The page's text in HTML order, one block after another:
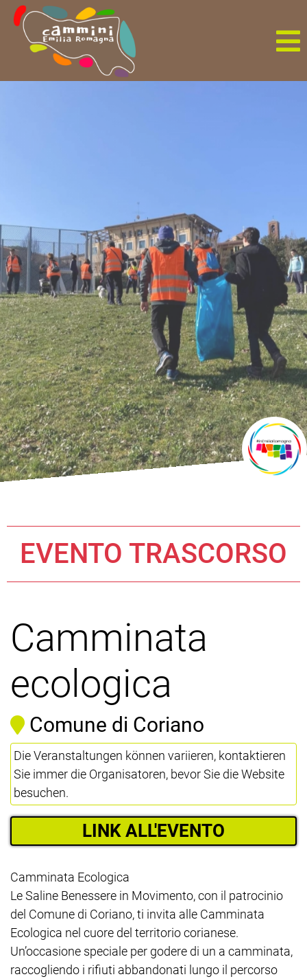
EVENTO TRASCORSO
Camminata
ecologica
Comune di Coriano
Die Veranstaltungen können variieren, kontaktieren
Sie immer die Organisatoren, bevor Sie die Website
besuchen.
LINK ALL'EVENTO
Camminata Ecologica
Le Saline Benessere in Movimento, con il patrocinio
del Comune di Coriano, ti invita alle Camminata
Ecologica nel cuore del territorio corianese.
Un’occasione speciale per godere di un a camminata,
raccogliendo i rifiuti abbandonati lungo il percorso